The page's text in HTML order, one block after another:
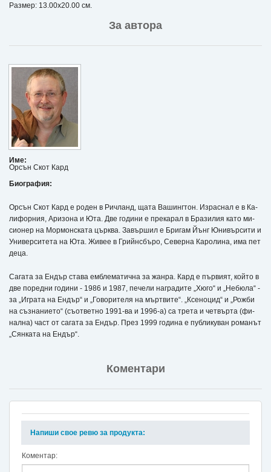
Размер: 13.00x20.00 см.
За автора
Име:
Орсън Скот Кард
Биография:
Ор­­­сън Скот Кард е ро­­ден в Рич­­­ланд, ща­­та Ва­­шин­­г­­­тон. Из­­­рас­­­нал е в Ка­­
ли­­фор­­­ния, Ари­­зо­­на и Юта. Две го­­ди­­ни е пре­­ка­­рал в Бра­­зи­­лия ка­­то ми­­
си­­о­­нер на Мор­­­мон­­с­­­ка­­та цър­­к­­­ва. За­­вър­­­шил е Бри­­гам Йънг Юни­­вър­­­си­­ти и
Уни­­вер­­­си­­те­­та на Юта. Жи­­вее в Грийн­­с­­­бъ­­ро, Се­­вер­­­на Ка­­ро­­ли­­на, има пет
де­­ца.
Са­­га­­та за Ен­­­дър ста­­ва ем­­б­­­ле­­ма­­тич­­­на за жан­­­ра. Кард е пър­­­ви­­ят, кой­­то в
две по­­ред­­­ни го­­ди­­ни - 1986 и 1987, пе­­че­­ли наг­­­ра­­ди­­те „Хю­­го“ и „Не­­бю­­ла“ -
за „Иг­­­ра­­та на Ен­­­дър“ и „Го­­во­­ри­­те­­ля на мър­­т­­­ви­­те“. „Ксе­­но­­цид“ и „Рож­­­би
на съз­­­на­­ни­­е­­то“ (съ­­от­­­вет­­­но 1991-ва и 1996-а) са тре­­та и чет­­­вър­­­та (фи­­
нал­­­на) част от са­­га­­та за Ен­­­дър. През 1999 го­­ди­­на е пуб­­­ли­­ку­­ван ро­­ма­­нът
„Сянката на Ендър“.
Коментари
Напиши свое ревю за продукта:
Коментар: